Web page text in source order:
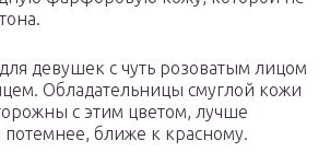
девушек с чуть розоватым лицом
Обладательницы смуглой кожи
с этим цветом, лучше
потемнее, ближе к красному.